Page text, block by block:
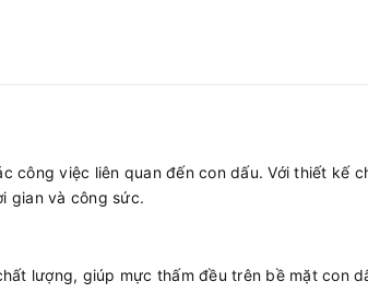
công việc liên quan đến con dấu. Với thiết kế
gian và công sức.
lượng, giúp mực thấm đều trên bề mặt con